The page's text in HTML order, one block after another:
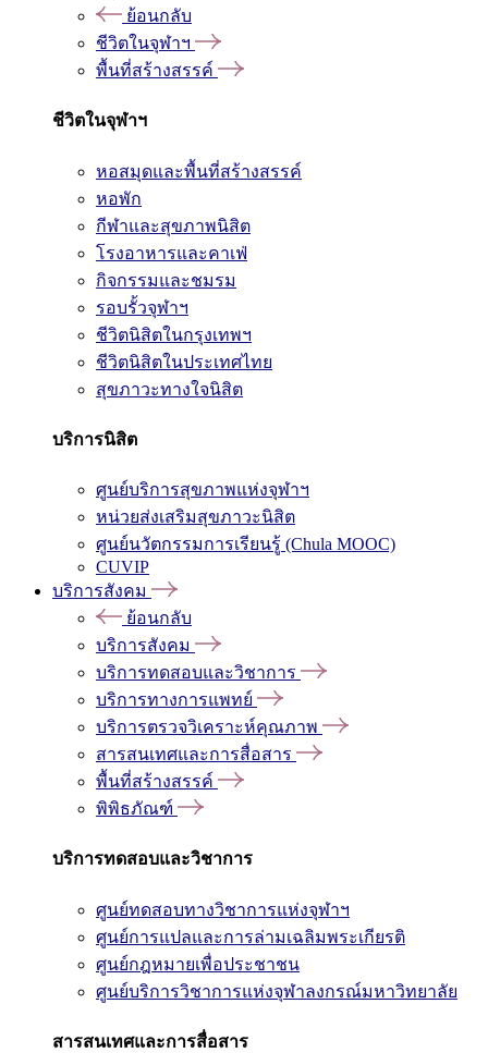
ย้อนกลับ
ชีวิตในจุฬาฯ
พื้นที่สร้างสรรค์
ชีวิตในจุฬาฯ
หอสมุดและพื้นที่สร้างสรรค์
หอพัก
กีฬาและสุขภาพนิสิต
โรงอาหารและคาเฟ่
กิจกรรมและชมรม
รอบรั้วจุฬาฯ
ชีวิตนิสิตในกรุงเทพฯ
ชีวิตนิสิตในประเทศไทย
สุขภาวะทางใจนิสิต
บริการนิสิต
ศูนย์บริการสุขภาพแห่งจุฬาฯ
หน่วยส่งเสริมสุขภาวะนิสิต
ศูนย์นวัตกรรมการเรียนรู้ (Chula MOOC)
CUVIP
บริการสังคม
ย้อนกลับ
บริการสังคม
บริการทดสอบและวิชาการ
บริการทางการแพทย์
บริการตรวจวิเคราะห์คุณภาพ
สารสนเทศและการสื่อสาร
พื้นที่สร้างสรรค์
พิพิธภัณฑ์
บริการทดสอบและวิชาการ
ศูนย์ทดสอบทางวิชาการแห่งจุฬาฯ
ศูนย์การแปลและการล่ามเฉลิมพระเกียรติ
ศูนย์กฎหมายเพื่อประชาชน
ศูนย์บริการวิชาการแห่งจุฬาลงกรณ์มหาวิทยาลัย
สารสนเทศและการสื่อสาร